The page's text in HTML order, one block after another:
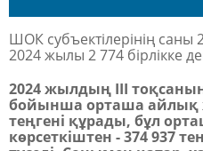
ШОК субъектілерінің саны
2024 жылы 2 774 бірлікке
2024 жылдың III
бойынша орташа айлық
теңгені құрады, бұл
көрсеткіштен - 374 937